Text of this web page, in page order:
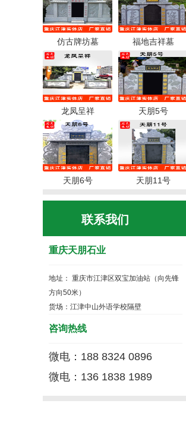
仿古牌坊墓 福地吉祥墓
龙凤呈祥 天朋5号
天朋6号 天朋11号
联系我们
重庆天朋石业
地址： 重庆市江津区双宝加油站（向先锋
方向50米）
货场：江津中山外语学校隔壁
咨询热线
微电：188 8324 0896
微电：136 1838 1989